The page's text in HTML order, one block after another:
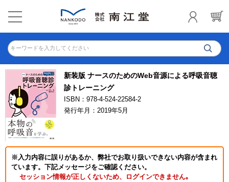
キーワードを入力してください
新装版 ナースのためのWeb音源による呼吸音聴
診トレーニング
ISBN：978-4-524-22584-2
発行年月：2019年5月
※入力内容に誤りがあるか、弊社でお取り扱いできない内容が含まれ
ています。下記メッセージをご確認ください。
セッション情報が正しくないため、ログインできません｡